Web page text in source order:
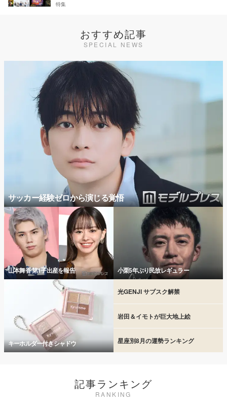
特集
おすすめ記事
SPECIAL NEWS
サッカー経験ゼロから演じる覚悟
山本舞香 第1子出産を報告 小栗5年ぶり民放レギュラー
キーホルダー付きシャドウ
光GENJI サブスク解禁
岩田＆イモトが巨大地上絵
星座別8月の運勢ランキング
記事ランキング
RANKING